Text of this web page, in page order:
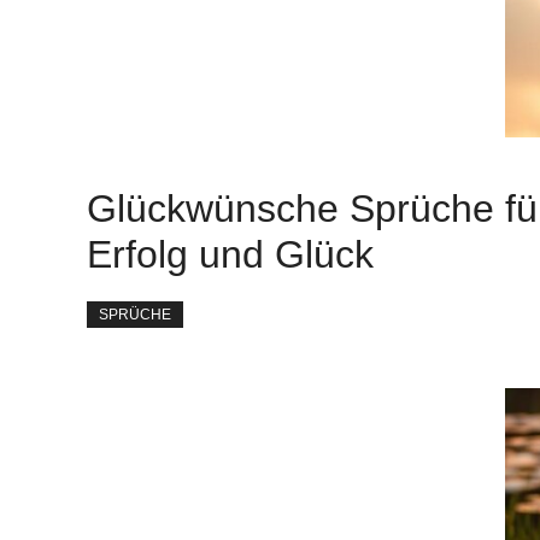
Glückwünsche Sprüche
Erfolg und Glück
SPRÜCHE